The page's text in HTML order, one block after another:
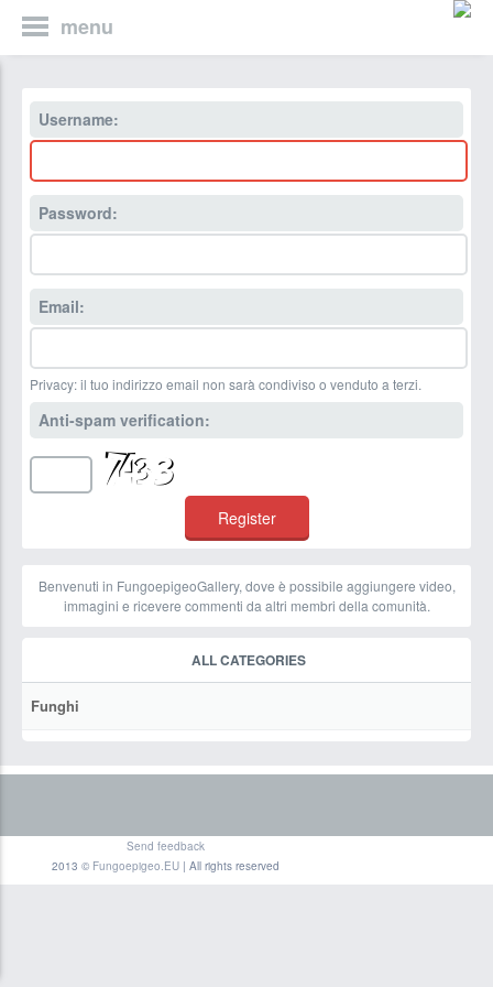
menu
Username:
Password:
Email:
Privacy: il tuo indirizzo email non sarà condiviso o venduto a terzi.
Anti-spam verification:
Benvenuti in FungoepigeoGallery, dove è possibile aggiungere video,
immagini e ricevere commenti da altri membri della comunità.
ALL CATEGORIES
Funghi
Send feedback
2013 © Fungoepigeo.EU| All rights reserved